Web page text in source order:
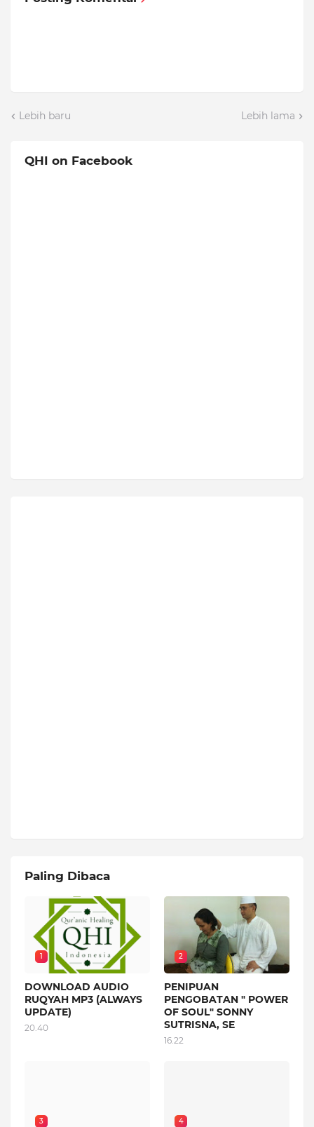
Lebih baru Lebih lama
QHI on Facebook
Paling Dibaca
1
DOWNLOAD AUDIO
RUQYAH MP3 (ALWAYS
UPDATE)
20.40
2
PENIPUAN
PENGOBATAN " POWER
OF SOUL" SONNY
SUTRISNA, SE
16.22
3 4